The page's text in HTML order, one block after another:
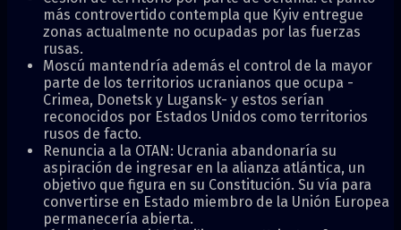
más controvertido contempla que Kyiv entregue
zonas actualmente no ocupadas por las fuerzas
rusas.
Moscú mantendría además el control de la mayor
parte de los territorios ucranianos que ocupa -
Crimea, Donetsk y Lugansk- y estos serían
reconocidos por Estados Unidos como territorios
rusos de facto.
Renuncia a la OTAN: Ucrania abandonaría su
aspiración de ingresar en la alianza atlántica, un
objetivo que figura en su Constitución. Su vía para
convertirse en Estado miembro de la Unión Europea
permanecería abierta.